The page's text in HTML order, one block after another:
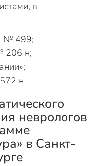
в
№ 499;
206 н;
н.
неврологов
в Санкт-